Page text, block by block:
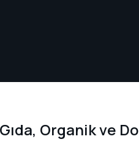
Granja Dorada Kaya Koruğu
299,99 TL
Organik ve